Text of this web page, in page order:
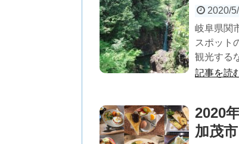
2020/
岐阜県関
スポット
観光する
記事を読
2020
加茂